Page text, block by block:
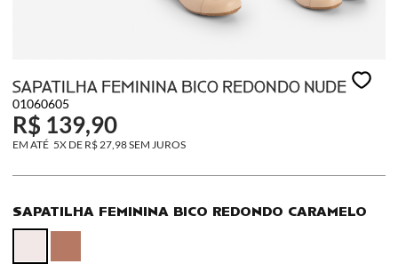
SAPATILHA FEMININA BICO REDONDO NUDE
01060605
R$ 139,90
5X DE R$ 27,98SEM JUROS
SAPATILHA FEMININA BICO REDONDO CARAMELO